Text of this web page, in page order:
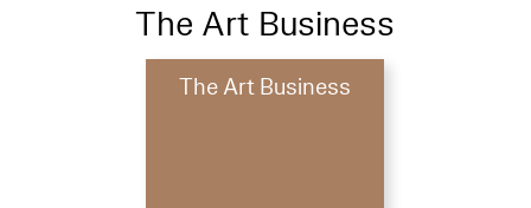
The Art Business
The Art Business